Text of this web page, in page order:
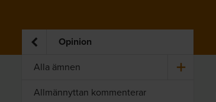
Opinion
Alla ämnen
Allmännyttan kommenterar